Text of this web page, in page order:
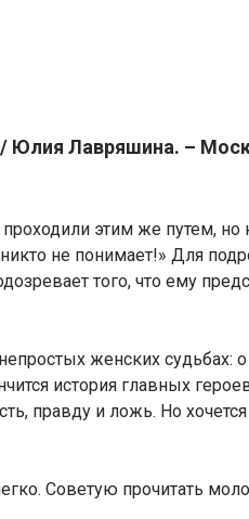
Лавряшина. –
проходили этим же путем,
не понимает!» Для
того, что ему
женских судьбах:
история главных
правду и ложь. Но
Советую прочитать